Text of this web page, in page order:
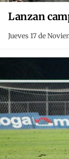
Lanzan
Jueves 17 de